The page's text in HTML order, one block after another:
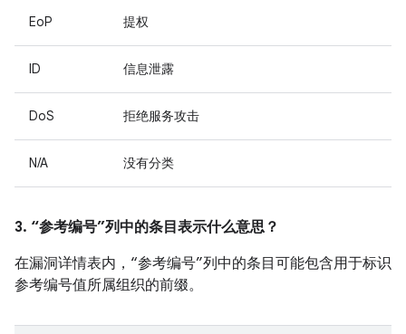
EoP 提权
ID 信息泄露
DoS 拒绝服务攻击
N/A 没有分类
3. “参考编号”列中的条目表示什么意思？
在漏洞详情表内，“参考编号”列中的条目可能包含用于标识
参考编号值所属组织的前缀。